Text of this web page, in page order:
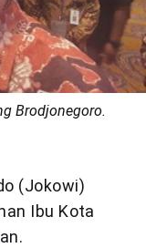
Brodjonegoro.
(Jokowi)
Ibu Kota